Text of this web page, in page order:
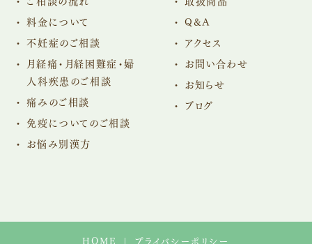
料金について
不妊症のご相談
月経痛・月経困難症・婦
人科疾患のご相談
痛みのご相談
免疫についてのご相談
お悩み別漢方
Q&A
アクセス
お問い合わせ
お知らせ
ブログ
HOME プライバシーポリシー